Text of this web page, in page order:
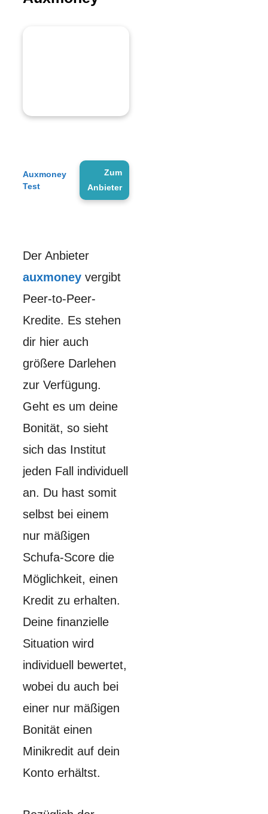
Auxmoney
Test
Zum
Anbieter
Der Anbieter
auxmoney vergibt
Peer-to-Peer-
Kredite. Es stehen
dir hier auch
größere Darlehen
zur Verfügung.
Geht es um deine
Bonität, so sieht
sich das Institut
jeden Fall individuell
an. Du hast somit
selbst bei einem
nur mäßigen
Schufa-Score die
Möglichkeit, einen
Kredit zu erhalten.
Deine finanzielle
Situation wird
individuell bewertet,
wobei du auch bei
einer nur mäßigen
Bonität einen
Minikredit auf dein
Konto erhältst.